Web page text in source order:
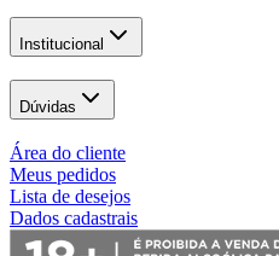
Institucional
Dúvidas
Área do cliente
Meus pedidos
Lista de desejos
Dados cadastrais